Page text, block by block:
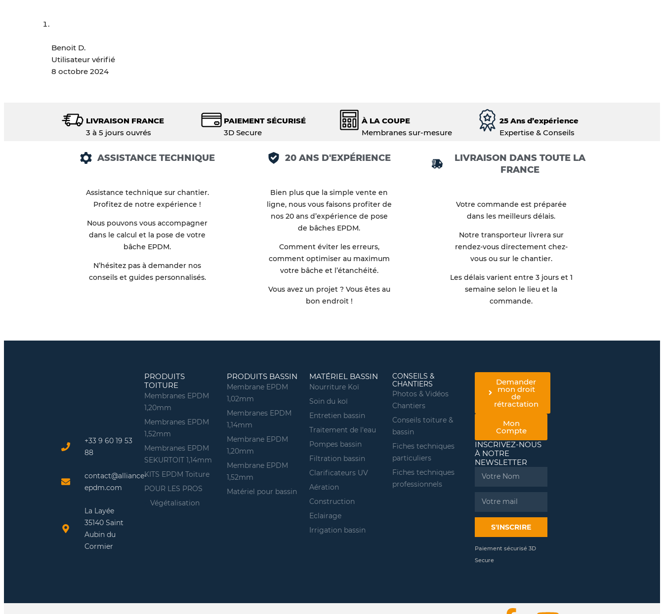
Benoit D.
Utilisateur vérifié
8 octobre 2024
LIVRAISON FRANCE
3 à 5 jours ouvrés
PAIEMENT SÉCURISÉ
3D Secure
À LA COUPE
Membranes sur-mesure
25 Ans d’expérience
Expertise & Conseils
ASSISTANCE TECHNIQUE
Assistance technique sur chantier.
Profitez de notre expérience !
Nous pouvons vous accompagner
dans le calcul et la pose de votre
bâche EPDM.
N’hésitez pas à demander nos
conseils et guides personnalisés.
20 ANS D'EXPÉRIENCE
Bien plus que la simple vente en
ligne, nous vous faisons profiter de
nos 20 ans d’expérience de pose
de bâches EPDM.
Comment éviter les erreurs,
comment optimiser au maximum
votre bâche et l’étanchéité.
Vous avez un projet ? Vous êtes au
bon endroit !
LIVRAISON DANS TOUTE LA
FRANCE
Votre commande est préparée
dans les meilleurs délais.
Notre transporteur livrera sur
rendez-vous directement chez-
vous ou sur le chantier.
Les délais varient entre 3 jours et 1
semaine selon le lieu et la
commande.
+33 9 60 19 53
88
contact@alliance-
epdm.com
La Layée
35140 Saint
Aubin du
Cormier
PRODUITS
TOITURE
Membranes EPDM
1,20mm
Membranes EPDM
1,52mm
Membranes EPDM
SEKURTOIT 1,14mm
KITS EPDM Toiture
POUR LES PROS
Végétalisation
PRODUITS BASSIN
Membrane EPDM
1,02mm
Membranes EPDM
1,14mm
Membrane EPDM
1,20mm
Membrane EPDM
1,52mm
Matériel pour bassin
MATÉRIEL BASSIN
Nourriture Koï
Soin du koï
Entretien bassin
Traitement de l'eau
Pompes bassin
Filtration bassin
Clarificateurs UV
Aération
Construction
Eclairage
Irrigation bassin
CONSEILS &
CHANTIERS
Photos & Vidéos
Chantiers
Conseils toiture &
bassin
Fiches techniques
particuliers
Fiches techniques
professionnels
Demander
mon droit
de
rétractation
Mon
Compte
INSCRIVEZ-NOUS
À NOTRE
NEWSLETTER
Name
Email
S'INSCRIRE
Paiement sécurisé 3D
Secure